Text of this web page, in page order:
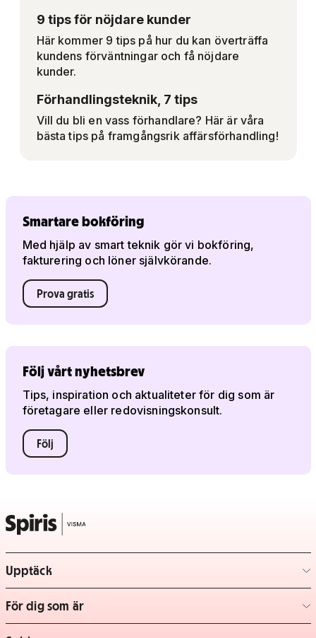
9 tips för nöjdare kunder
Här kommer 9 tips på hur du kan överträffa
kundens förväntningar och få nöjdare
kunder.
Förhandlingsteknik, 7 tips
Vill du bli en vass förhandlare? Här är våra
bästa tips på framgångsrik affärsförhandling!
Smartare bokföring
Med hjälp av smart teknik gör vi bokföring,
fakturering och löner självkörande.
Prova gratis
Följ vårt nyhetsbrev
Tips, inspiration och aktualiteter för dig som är
företagare eller redovisningskonsult.
Följ
Upptäck
– klicka för att expandera lista
För dig som är
– klicka för att expandera lista